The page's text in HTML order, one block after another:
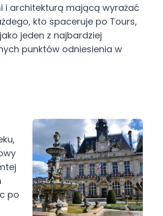
i architekturą mającą wyrażać
kto spaceruje po Tours,
jeden z najbardziej
punktów odniesienia w
po